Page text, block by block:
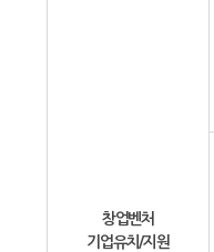
창업벤처
기업유치/지원